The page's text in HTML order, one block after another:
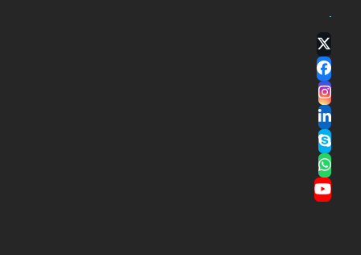
Twitter
(deprecated)
Facebook
Instagram
LinkedIn
Skype
Whatsapp
YouTube